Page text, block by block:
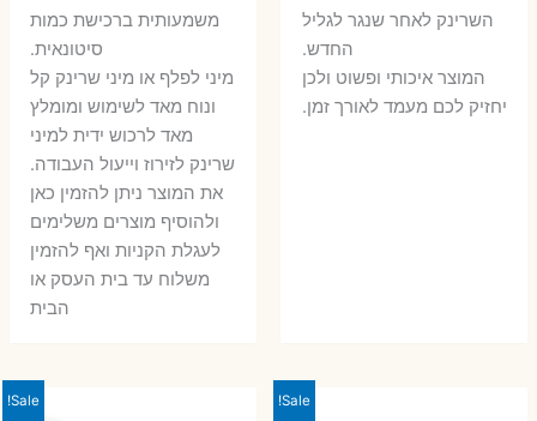
השרינק לאחר שנגר לגליל
החדש.
המוצר איכותי ופשוט ולכן
יחזיק לכם מעמד לאורך זמן.
משמעותית ברכישת כמות
סיטונאית.
מיני לפלף או מיני שרינק קל
ונוח מאד לשימוש ומומלץ
מאד לרכוש ידית למיני
שרינק לזירוז וייעול העבודה.
את המוצר ניתן להזמין כאן
ולהוסיף מוצרים משלימים
לעגלת הקניות ואף להזמין
משלוח עד בית העסק או
הבית
Sale!
Sale!